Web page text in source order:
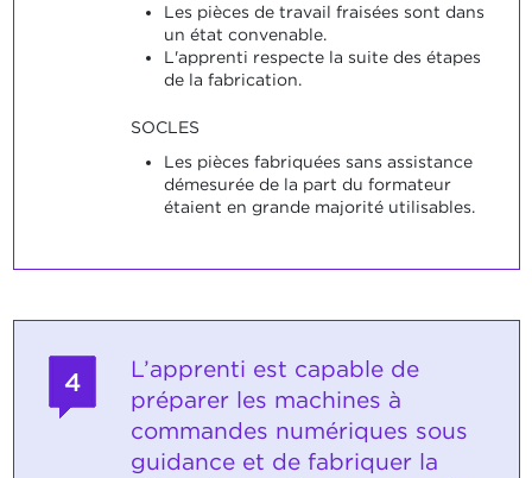
Les pièces de travail fraisées sont dans
un état convenable.
L'apprenti respecte la suite des étapes
de la fabrication.
SOCLES
Les pièces fabriquées sans assistance
démesurée de la part du formateur
étaient en grande majorité utilisables.
4
L’apprenti est capable de
préparer les machines à
commandes numériques sous
guidance et de fabriquer la